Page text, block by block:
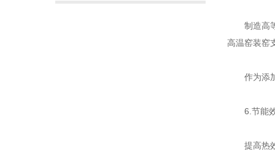
制造高等
高温窑装窑
作为添加
6.节能效
提高热效